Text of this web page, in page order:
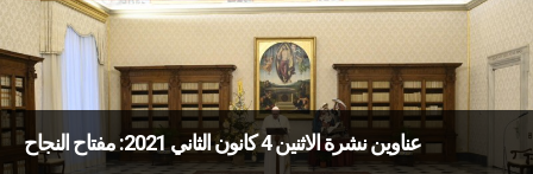
عناوين نشرة الاثنين 4 كانون الثاني 2021: مفتاح النجاح